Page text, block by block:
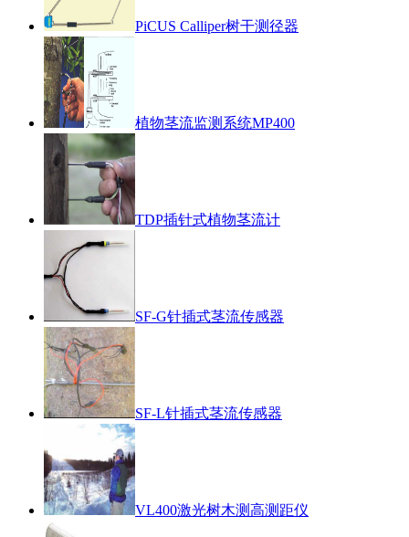
PiCUS Calliper树干测径器
植物茎流监测系统MP400
TDP插针式植物茎流计
SF-G针插式茎流传感器
SF-L针插式茎流传感器
VL400激光树木测高测距仪